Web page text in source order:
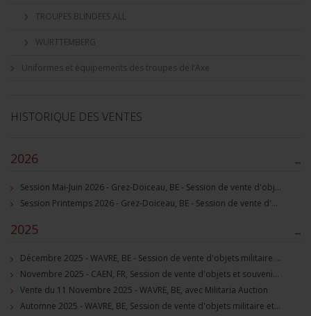
TROUPES BLINDEES ALL
WURTTEMBERG
Uniformes et équipements des troupes de l’Axe
HISTORIQUE DES VENTES
–
2026
Session Mai-Juin 2026 - Grez-Doiceau, BE - Session de vente d'objets militaire et souvenirs historiques
Session Printemps 2026 - Grez-Doiceau, BE - Session de vente d'objets militaire et souvenirs historiques
–
2025
Décembre 2025 - WAVRE, BE - Session de vente d'objets militaire et souvenirs historiques
Novembre 2025 - CAEN, FR, Session de vente d'objets et souvenirs militaires
Vente du 11 Novembre 2025 - WAVRE, BE, avec Militaria Auction
Automne 2025 - WAVRE, BE, Session de vente d'objets militaire et souvenirs historiques